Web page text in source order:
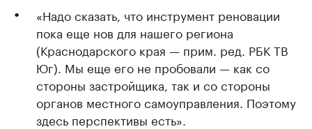
«Надо сказать, что инструмент реновации
пока еще нов для нашего региона
(Краснодарского края — прим. ред. РБК ТВ
Юг). Мы еще его не пробовали — как со
стороны застройщика, так и со стороны
органов местного самоуправления. Поэтому
здесь перспективы есть».